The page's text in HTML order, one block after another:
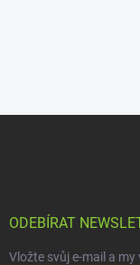
ODEBÍRAT
Vložte svůj e-mail a